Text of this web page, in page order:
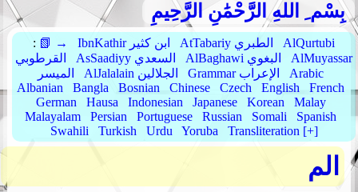
بِسْم ِ اللهِ الرَّحْمَٰنِ الرَّحِيمِ
: 📗 → IbnKathir ابن كثير AtTabariy الطبري
AlQurtubi
القرطوبي
AsSaadiyy السعدي AlBaghawi البغوي
AlMuyassar
الميسر
AlJalalain الجلالين Grammar الإعراب
Arabic
Albanian
Bangla Bosnian Chinese Czech English
French
German
Hausa Indonesian Japanese Korean
Malay
Malayalam
Persian Portuguese Russian Somali
Spanish
Swahili
Turkish Urdu Yoruba Transliteration [+]
الم